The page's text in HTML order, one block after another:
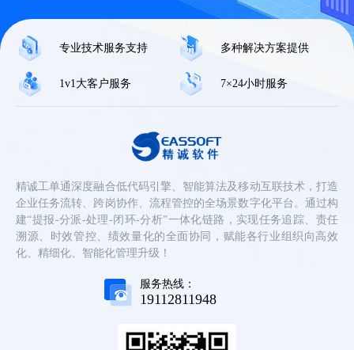
专业技术服务支持 多种解决方案提供
1v1大客户服务 7×24小时服务
精诚工单通深度融合低代码引擎、智能算法及移动互联技术，打造
企业任务流转、跨岗协作、流程管控的全场景数字化平台。通过构
建“提报-分派-处理-闭环-分析”一体化链路，实现任务追踪、责任
溯源、时效管控、绩效量化的全面协同，赋能各行业组织向高效
化、精细化、智能化管理升级！
服务热线：
19112811948